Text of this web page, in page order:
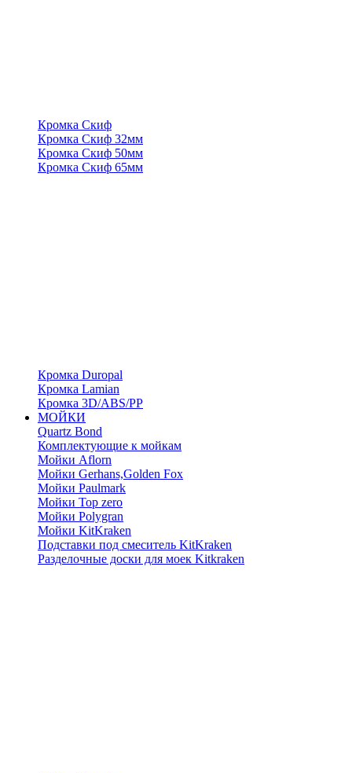
Кромка Скиф
Кромка Скиф 32мм
Кромка Скиф 50мм
Кромка Скиф 65мм
Кромка Duropal
Кромка Lamian
Кромка 3D/ABS/PP
МОЙКИ
Quartz Bond
Комплектующие к мойкам
Мойки Aflorn
Мойки Gerhans,Golden Fox
Мойки Paulmark
Мойки Top zero
Мойки Polygran
Мойки KitKraken
Подставки под смеситель KitKraken
Разделочные доски для моек Kitkraken